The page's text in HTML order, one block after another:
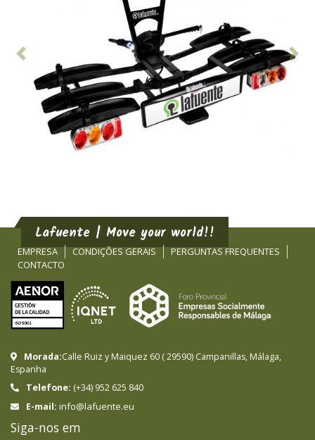
Lafuente | Move your world!!
EMPRESA CONDIÇÕES GERAIS
PERGUNTAS FREQUENTES
CONTACTO
Morada:Calle Ruiz y Maiquez 60 (29590) Campanillas, Málaga,
Espanha
Telefone: (+34) 952 625 840
E-mail: info@lafuente.eu
Siga-nos em